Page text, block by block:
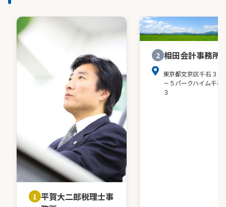
1 平賀大二郎税理士事
2 相田会計事務所
東京都文京区千石３－
－５パークハイム千石
３